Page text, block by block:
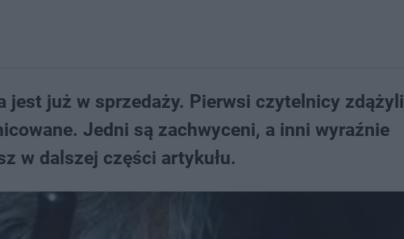
jest już w sprzedaży. Pierwsi czytelnicy zdążyli
Jedni są zachwyceni, a inni wyraźnie
w dalszej części artykułu.